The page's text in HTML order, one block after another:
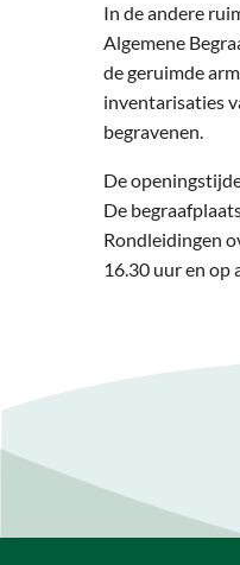
In de andere
Algemene
de geruimde
inventarisaties
begravenen.
De
De
Rondleidingen
16.30 uur en op